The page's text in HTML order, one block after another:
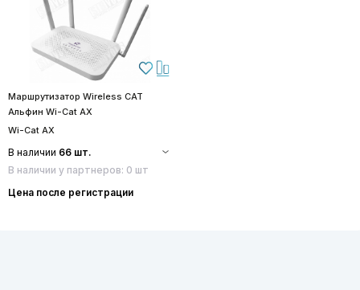
Маршрутизатор Wireless CAT
Альфин Wi-Cat AX
Wi-Cat AX
В наличии 66 шт.
В наличии у партнеров: 0 шт
Цена после регистрации